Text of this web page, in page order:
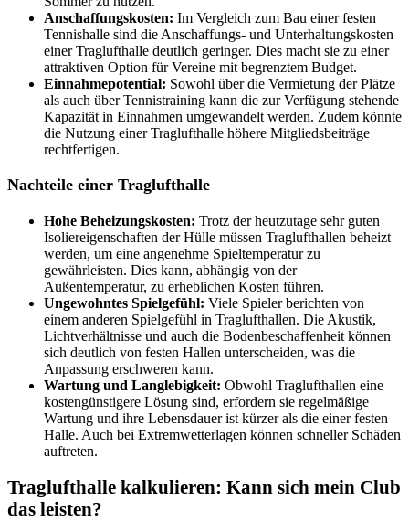
Anschaffungskosten: Im Vergleich zum Bau einer festen
Tennishalle sind die Anschaffungs- und Unterhaltungskosten
einer Traglufthalle deutlich geringer. Dies macht sie zu einer
attraktiven Option für Vereine mit begrenztem Budget.
Einnahmepotential: Sowohl über die Vermietung der Plätze
als auch über Tennistraining kann die zur Verfügung stehende
Kapazität in Einnahmen umgewandelt werden. Zudem könnte
die Nutzung einer Traglufthalle höhere Mitgliedsbeiträge
rechtfertigen.
Nachteile einer Traglufthalle
Hohe Beheizungskosten: Trotz der heutzutage sehr guten
Isoliereigenschaften der Hülle müssen Traglufthallen beheizt
werden, um eine angenehme Spieltemperatur zu
gewährleisten. Dies kann, abhängig von der
Außentemperatur, zu erheblichen Kosten führen.
Ungewohntes Spielgefühl: Viele Spieler berichten von
einem anderen Spielgefühl in Traglufthallen. Die Akustik,
Lichtverhältnisse und auch die Bodenbeschaffenheit können
sich deutlich von festen Hallen unterscheiden, was die
Anpassung erschweren kann.
Wartung und Langlebigkeit: Obwohl Traglufthallen eine
kostengünstigere Lösung sind, erfordern sie regelmäßige
Wartung und ihre Lebensdauer ist kürzer als die einer festen
Halle. Auch bei Extremwetterlagen können schneller Schäden
auftreten.
Traglufthalle kalkulieren: Kann sich mein Club
das leisten?